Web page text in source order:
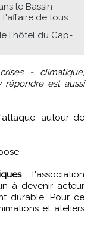
le Bassin
l'affaire de tous
l'hôtel du Cap-
répondre est aussi
autour de
: l'association
à devenir acteur
durable. Pour ce
et ateliers